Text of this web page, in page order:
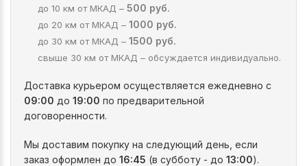
до 10 км от МКАД – 500 руб.
до 20 км от МКАД – 1000 руб.
до 30 км от МКАД – 1500 руб.
свыше 30 км от МКАД – обсуждается индивидуально.
Доставка курьером осуществляется ежедневно с
09:00 до 19:00 по предварительной
договоренности.
Мы доставим покупку на следующий день, если
заказ оформлен до 16:45 (в субботу - до 13:00).